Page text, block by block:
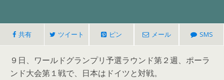
共有 ツイート ピン メール SMS
９日、ワールドグランプリ予選ラウンド第２週、ポーラ
ンド大会第１戦で、日本はドイツと対戦。